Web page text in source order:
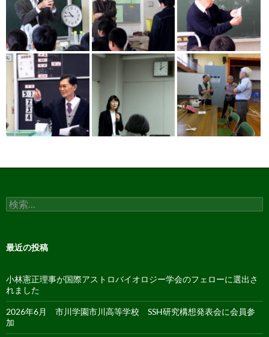
検
索:
最近の投稿
小林憲正理事が国際アストロバイオロジー学会のフェローに選出さ
れました
2026年6月 市川学園市川高等学校 SSH研究構想発表会に会員参
加